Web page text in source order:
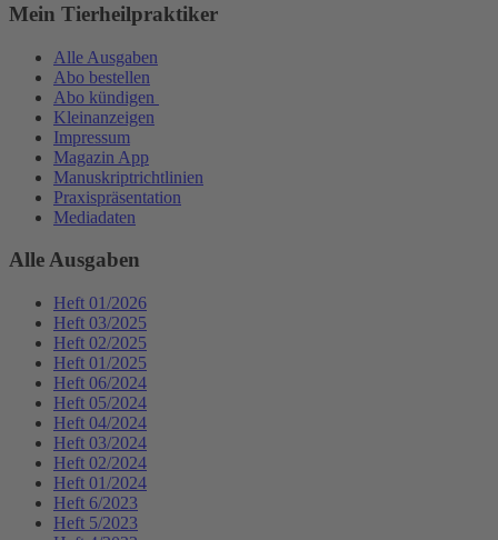
Mein Tierheilpraktiker
Alle Ausgaben
Abo bestellen
Abo kündigen
Kleinanzeigen
Impressum
Magazin App
Manuskriptrichtlinien
Praxispräsentation
Mediadaten
Alle Ausgaben
Heft 01/2026
Heft 03/2025
Heft 02/2025
Heft 01/2025
Heft 06/2024
Heft 05/2024
Heft 04/2024
Heft 03/2024
Heft 02/2024
Heft 01/2024
Heft 6/2023
Heft 5/2023